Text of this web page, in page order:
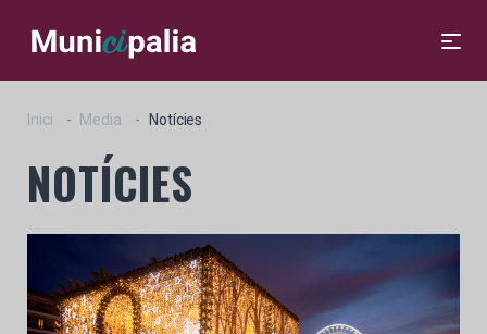
Inici Media Notícies
NOTÍCIES